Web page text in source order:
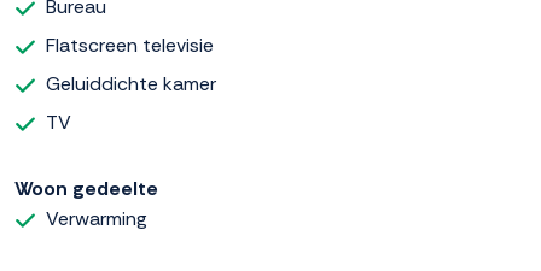
Bureau
Flatscreen televisie
Geluiddichte kamer
TV
Woon gedeelte
Verwarming